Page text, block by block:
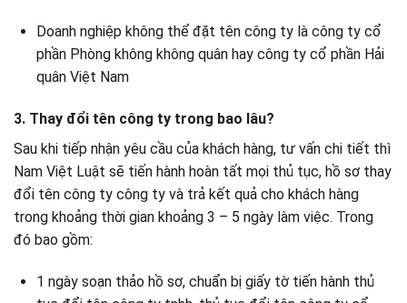
Doanh nghiệp không thể đặt tên công ty là công ty cổ
phần Phòng không không quân hay công ty cổ phần Hải
quân Việt Nam
3. Thay đổi tên công ty trong bao lâu?
Sau khi tiếp nhận yêu cầu của khách hàng, tư vấn chi tiết thì
Nam Việt Luật sẽ tiến hành hoàn tất mọi thủ tục, hồ sơ thay
đổi tên công ty công ty và trả kết quả cho khách hàng
trong khoảng thời gian khoảng 3 – 5 ngày làm việc. Trong
đó bao gồm:
1 ngày soạn thảo hồ sơ, chuẩn bị giấy tờ tiến hành thủ